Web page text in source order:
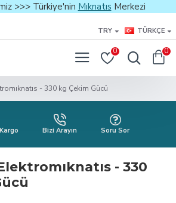
>>> Türkiye'nin Mıknatıs Merkezi
TRY TÜRKÇE
0 0
- 330 kg Çekim Gücü
Bizi Arayın Soru Sor
- 330